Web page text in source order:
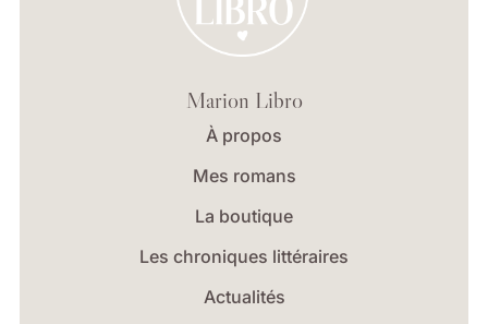
Marion Libro
À propos
Mes romans
La boutique
Les chroniques littéraires
Actualités